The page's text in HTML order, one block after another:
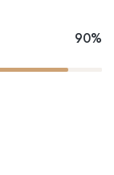
90%